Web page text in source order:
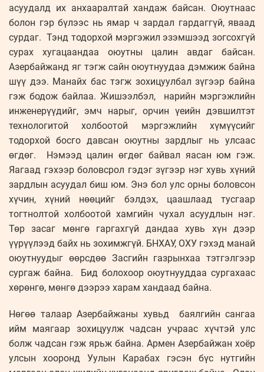
асуудалд их анхааралтай хандаж байсан. Оюутнаас
болон гэр бүлээс нь ямар ч зардал гардаггүй, яваад
сурдаг. Тэнд тодорхой мэргэжил эзэмшээд зогсохгүй
сурах хугацаандаа оюутны цалин авдаг байсан.
Азербайжанд яг тэгж сайн оюутнуудаа дэмжиж байна
шүү дээ. Манайх бас тэгж зохицуулбал зүгээр байна
гэж бодож байлаа. Жишээлбэл, нарийн мэргэжлийн
инженерүүдийг, эмч нарыг, орчин үеийн дэвшилтэт
технологитой холбоотой мэргэжлийн хүмүүсийг
тодорхой босго давсан оюутны зардлыг нь улсаас
өгдөг. Нэмээд цалин өгдөг байвал яасан юм гэж.
Яагаад гэхээр боловсрол гэдэг зүгээр нэг хувь хүний
зардлын асуудал биш юм. Энэ бол улс орны боловсон
хүчин, хүний нөөцийг бэлдэх, цаашлаад тусгаар
тогтнолтой холбоотой хамгийн чухал асуудлын нэг.
Төр засаг мөнгө гаргахгүй дандаа хувь хүн дээр
үүрүүлээд байх нь зохимжгүй. БНХАУ, ОХУ гэхэд манай
оюутнуудыг өөрсдөө Засгийн газрынхаа тэтгэлгээр
сургаж байна. Бид болохоор оюутнууддаа сургахаас
хөрөнгө, мөнгө дээрээ харам хандаад байна.
Нөгөө талаар Азербайжаны хувьд баялгийн сангаа
ийм маягаар зохицуулж чадсан учраас хүчтэй улс
болж чадсан гэж ярьж байна. Армен Азербайжан хоёр
улсын хооронд Уулын Карабах гэсэн бүс нутгийн